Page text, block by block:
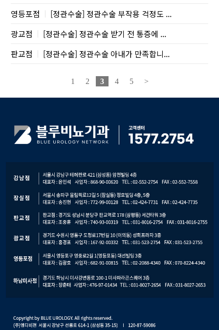
영등포점
[정관수술] 정관수술 부작용 걱정도 ...
광교점
[정관수술] 정관수술 받기 전 통증에 ...
판교점
[정관수술] 정관수술 아내가 만족합니...
1 2 3 4 5 >